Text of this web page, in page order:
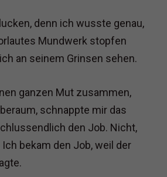
denn ich wusste genau,
Mundwerk stopfen
an seinem Grinsen sehen.
ganzen Mut zusammen,
schnappte mir das
den Job. Nicht,
bekam den Job, weil der